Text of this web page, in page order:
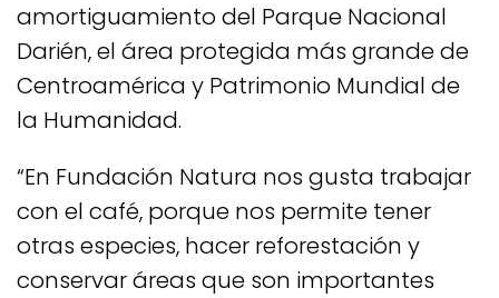
amortiguamiento del Parque Nacional
Darién, el área protegida más grande de
Centroamérica y Patrimonio Mundial de
la Humanidad.
“En Fundación Natura nos gusta trabajar
con el café, porque nos permite tener
otras especies, hacer reforestación y
conservar áreas que son importantes